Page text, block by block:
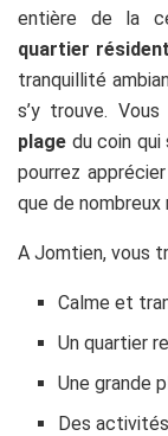
entière de la
quartier
tranquillité
s’y trouve.
plage du coin qui
pourrez
que de
A Jomtien, vous
Calme et
Un quartier
Une grande
Des